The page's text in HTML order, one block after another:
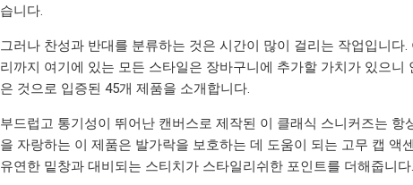
습니다.
그러나 찬성과 반대를 분류하는 것은 시간이 많이 걸리는 작업입니
리까지 여기에 있는 모든 스타일은 장바구니에 추가할 가치가 있으
은 것으로 입증된 45개 제품을 소개합니다.
부드럽고 통기성이 뛰어난 캔버스로 제작된 이 클래식 스니커즈는
을 자랑하는 이 제품은 발가락을 보호하는 데 도움이 되는 고무 캡
유연한 밑창과 대비되는 스티치가 스타일리쉬한 포인트를 더해줍니다.